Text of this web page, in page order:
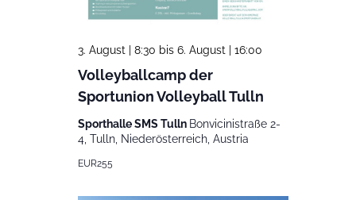
Volleyballcamp der
Sportunion Volleyball Tulln
3. August | 8:30 bis 6. August | 16:00
Sporthalle SMS Tulln Bonvicinistraße 2-
4, Tulln, Niederösterreich, Austria
EUR255